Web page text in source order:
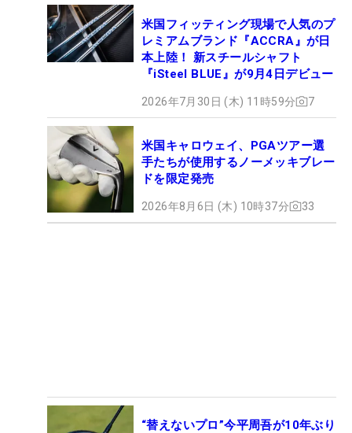
米国フィッティング現場で人気のプ
レミアムブランド『ACCRA』が日
本上陸！ 新スチールシャフト
『iSteel BLUE』が9月4日デビュー
2026年7月30日 (木) 11時59分 7
米国キャロウェイ、PGAツアー選
手たちが使用するノーメッキブレー
ドを限定発売
2026年8月6日 (木) 10時37分 33
“替えないプロ”今平周吾が10年ぶり